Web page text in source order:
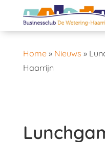
Home» Nieuws »
Haarrijn